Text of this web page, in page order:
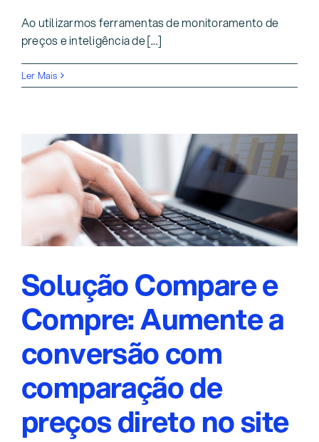
Ao utilizarmos ferramentas de monitoramento de
preços e inteligência de [...]
Ler Mais
Solução Compare e
Compre: Aumente a
conversão com
comparação de
preços direto no site